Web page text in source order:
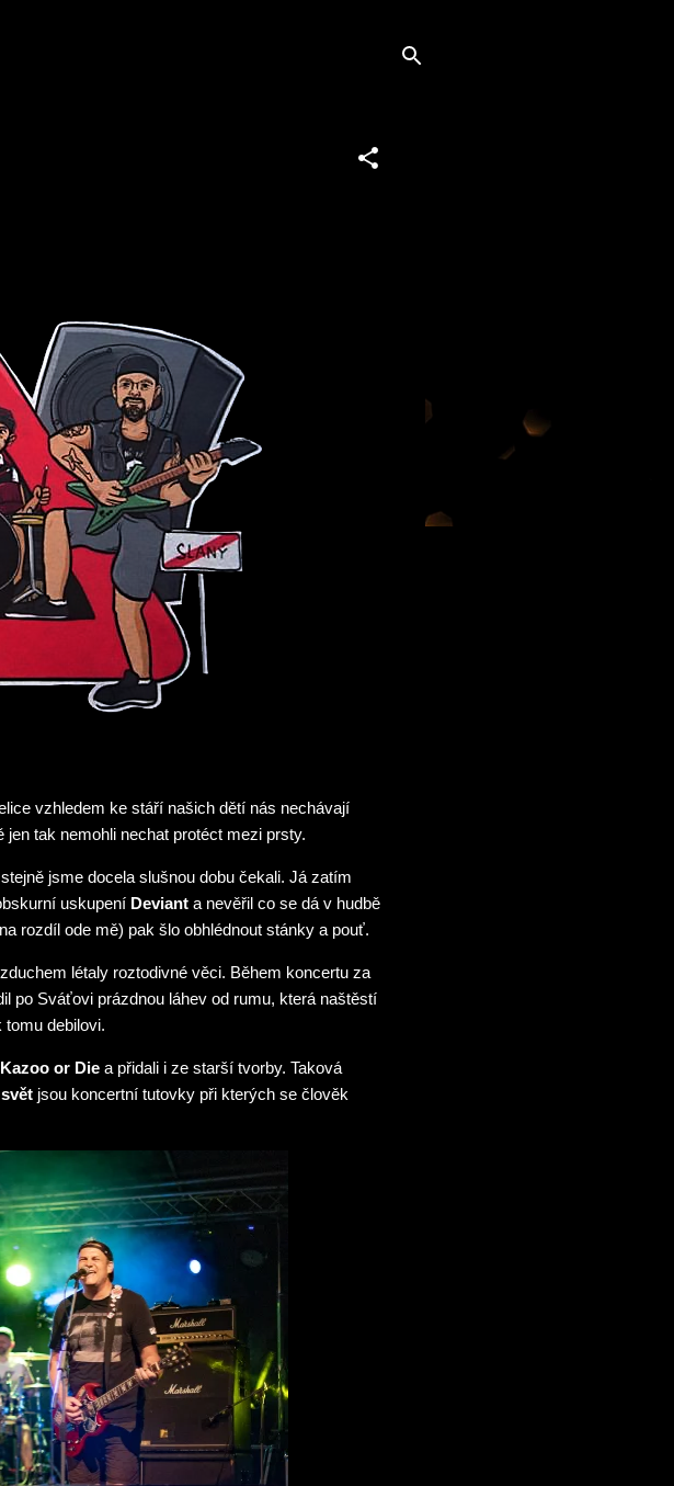
vzhledem ke stáří našich dětí nás nechávají
tak nemohli nechat protéct mezi prsty.
jsme docela slušnou dobu čekali. Já zatím
uskupení Deviant a nevěřil co se dá v hudbě
rozdíl ode mě) pak šlo obhlédnout stánky a pouť.
létaly roztodivné věci. Během koncertu za
po Sváťovi prázdnou láhev od rumu, která naštěstí
debilovi.
Kazoo or Die a přidali i ze starší tvorby. Taková
jsou koncertní tutovky při kterých se člověk